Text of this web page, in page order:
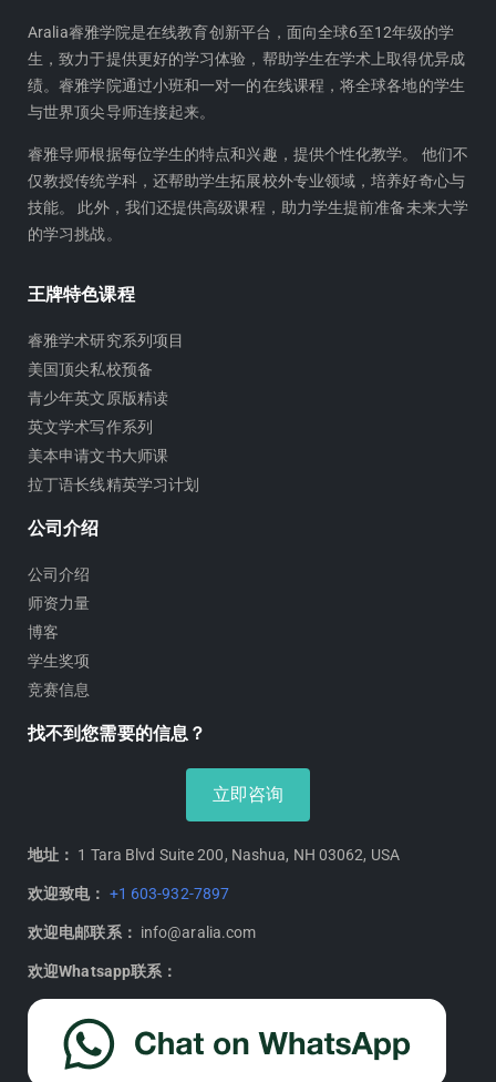
h
u
t
u
b
e
Aralia睿雅学院是在线教育创新平台，面向全球6至12年级的学
生，致力于提供更好的学习体验，帮助学生在学术上取得优异成
绩。睿雅学院通过小班和一对一的在线课程，将全球各地的学生
与世界顶尖导师连接起来。
睿雅导师根据每位学生的特点和兴趣，提供个性化教学。 他们不
仅教授传统学科，还帮助学生拓展校外专业领域，培养好奇心与
技能。 此外，我们还提供高级课程，助力学生提前准备未来大学
的学习挑战。
王牌特色课程
睿雅学术研究系列项目
美国顶尖私校预备
青少年英文原版精读
英文学术写作系列
美本申请文书大师课
拉丁语长线精英学习计划
公司介绍
公司介绍
师资力量
博客
学生奖项
竞赛信息
找不到您需要的信息？
立即咨询
地址： 1 Tara Blvd Suite 200, Nashua, NH 03062, USA
欢迎致电： +1 603-932-7897
欢迎电邮联系： info@aralia.com
欢迎Whatsapp联系：